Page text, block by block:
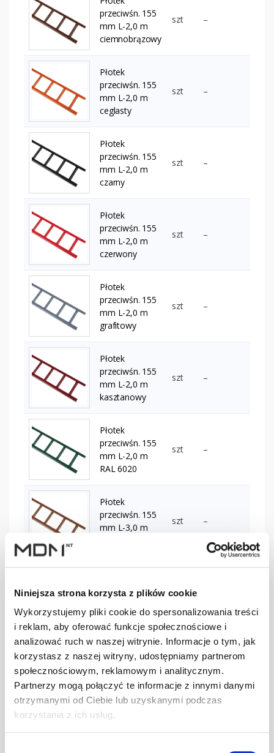
Niniejsza strona korzysta z plików cookie
Wykorzystujemy pliki cookie do spersonalizowania treści
i reklam, aby oferować funkcje społecznościowe i
analizować ruch w naszej witrynie. Informacje o tym, jak
korzystasz z naszej witryny, udostępniamy partnerom
społecznościowym, reklamowym i analitycznym.
Partnerzy mogą połączyć te informacje z innymi danymi
otrzymanymi od Ciebie lub uzyskanymi podczas
korzystania z ich usług.
przeciwśn. 155
mm L-2,0 m
ciemnobrązowy
szt –
Płotek
przeciwśn. 155
mm L-2,0 m
ceglasty
szt –
Płotek
przeciwśn. 155
mm L-2,0 m
czarny
szt –
Płotek
przeciwśn. 155
mm L-2,0 m
czerwony
szt –
Płotek
przeciwśn. 155
mm L-2,0 m
grafitowy
szt –
Płotek
przeciwśn. 155
mm L-2,0 m
kasztanowy
szt –
Płotek
przeciwśn. 155
mm L-2,0 m
RAL 6020
szt –
Płotek
przeciwśn. 155
mm L-3,0 m
szt –
mm L-3,0 m
ciemnobrązowy
szt
Płotek
przeciwśn. 155
mm L-3,0 m
ceglasty
–
Płotek